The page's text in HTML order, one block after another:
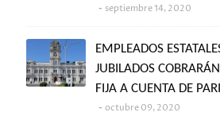
septiembre 14, 2020
EMPLEADOS
JUBILADOS
FIJA A CUENTA DE
octubre 09, 2020